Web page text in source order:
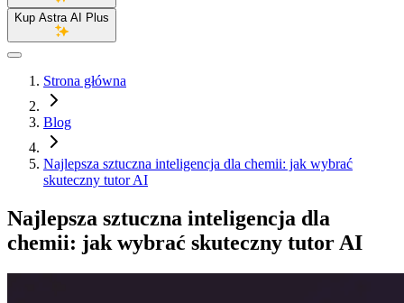
Kup Astra AI Plus
Strona główna
Blog
Najlepsza sztuczna inteligencja dla chemii: jak wybrać
skuteczny tutor AI
Najlepsza sztuczna inteligencja dla
chemii: jak wybrać skuteczny tutor AI